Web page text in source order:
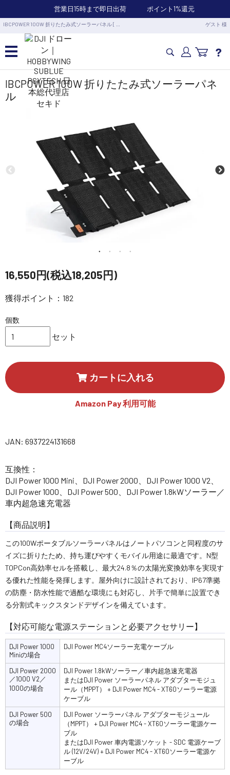
営業日15時まで即日出荷 ポイント1%還元
IBCPOWER 100W 折りたたみ式ソーラーパネル [ … ゲスト 様
カメラドローン・生活家電
業務用ドローン・業務関連製品
水中ドローン(ROV)・水中スクーター
RC・ロボット部品
講習会･国家資格･WEBセミナー
サポート・Q&A / 法人・学生のお客様
SEKIDO
IBCPOWER 100W 折りたたみ式ソーラーパネ
ル
16,550円(税込18,205円)
獲得ポイント：182
個数
セット
カートに入れる
Amazon Pay 利用可能
JAN: 6937224131668
互換性：
DJI Power 1000 Mini、DJI Power 2000、DJI Power 1000 V2、
DJI Power 1000、DJI Power 500、DJI Power 1.8kWソーラー／
車内超急速充電器
【商品説明】
この100Wポータブルソーラーパネルはノートパソコンと同程度のサ
イズに折りたため、持ち運びやすくモバイル用途に最適です。N型
TOPCon高効率セルを搭載し、最大24.8％の太陽光変換効率を実現す
る優れた性能を発揮します。屋外向けに設計されており、IP67準拠
の防塵・防水性能で過酷な環境にも対応し、片手で簡単に設置でき
る分割式キックスタンドデザインを備えています。
【対応可能な電源ステーションと必要アクセサリー】
DJI Power 1000
Miniの場合
DJI Power MC4ソーラー充電ケーブル
DJI Power 2000
／1000 V2／
1000の場合
DJI Power 1.8kWソーラー／車内超急速充電器
またはDJI Power ソーラーパネル アダプターモジュ
ール（MPPT） + DJI Power MC4 - XT60ソーラー電源
ケーブル
DJI Power 500
の場合
DJI Power ソーラーパネル アダプターモジュール
（MPPT） + DJI Power MC4 - XT60ソーラー電源ケー
ブル
またはDJI Power 車内電源ソケット - SDC 電源ケーブ
ル (12V/24V) + DJI Power MC4 - XT60ソーラー電源ケ
ーブル